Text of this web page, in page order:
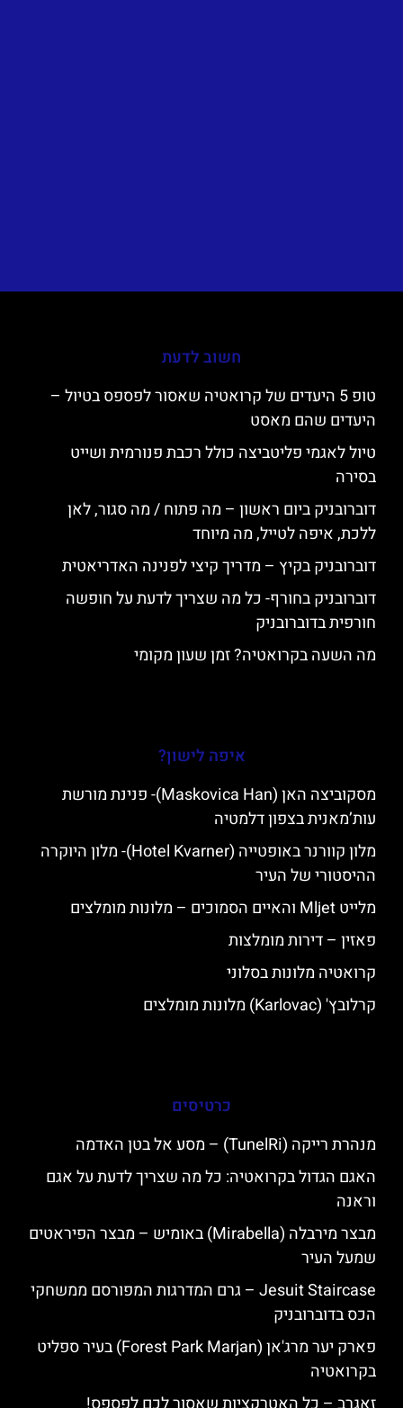
חשוב לדעת
טופ 5 היעדים של קרואטיה שאסור לפספס בטיול –
היעדים שהם מאסט
טיול לאגמי פליטביצה כולל רכבת פנורמית ושייט
בסירה
דוברובניק ביום ראשון – מה פתוח / מה סגור, לאן
ללכת, איפה לטייל, מה מיוחד
דוברובניק בקיץ – מדריך קיצי לפנינה האדריאטית
דוברובניק בחורף- כל מה שצריך לדעת על חופשה
חורפית בדוברובניק
מה השעה בקרואטיה? זמן שעון מקומי
איפה לישון?
מסקוביצה האן (Maskovica Han)- פנינת מורשת
עות’מאנית בצפון דלמטיה
מלון קוורנר באופטייה (Hotel Kvarner)- מלון היוקרה
ההיסטורי של העיר
מלייט Mljet והאיים הסמוכים – מלונות מומלצים
פאזין – דירות מומלצות
קרואטיה מלונות בסלוני
קרלובץ' (Karlovac) מלונות מומלצים
כרטיסים
מנהרת רייקה (TunelRi) – מסע אל בטן האדמה
האגם הגדול בקרואטיה: כל מה שצריך לדעת על אגם
וראנה
מבצר מירבלה (Mirabella) באומיש – מבצר הפיראטים
שמעל העיר
Jesuit Staircase – גרם המדרגות המפורסם ממשחקי
הכס בדוברובניק
פארק יער מרג'אן (Forest Park Marjan) בעיר ספליט
בקרואטיה